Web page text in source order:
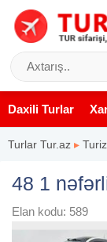
Daxili Turlar
Turlar Tur.az ▸
48 1
Elan kodu: 589